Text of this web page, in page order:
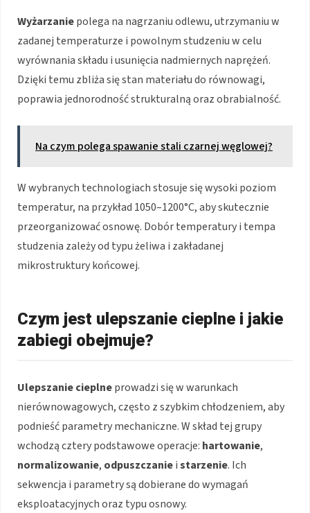
Wyżarzaniepolega na nagrzaniu odlewu, utrzymaniu w
zadanej temperaturze i powolnym studzeniu w celu
wyrównania składu i usunięcia nadmiernych naprężeń.
Dzięki temu zbliża się stan materiału do równowagi,
poprawia jednorodność strukturalną oraz obrabialność.
Na czym polega spawanie stali czarnej węglowej?
W wybranych technologiach stosuje się wysoki poziom
temperatur, na przykład 1050–1200°C, aby skutecznie
przeorganizować osnowę. Dobór temperatury i tempa
studzenia zależy od typu żeliwa i zakładanej
mikrostruktury końcowej.
Czym jest ulepszanie cieplne i jakie
zabiegi obejmuje?
Ulepszanie cieplneprowadzi się w warunkach
nierównowagowych, często z szybkim chłodzeniem, aby
podnieść parametry mechaniczne. W skład tej grupy
wchodzą cztery podstawowe operacje: hartowanie,
normalizowanie, odpuszczanieistarzenie. Ich
sekwencja i parametry są dobierane do wymagań
eksploatacyjnych oraz typu osnowy.